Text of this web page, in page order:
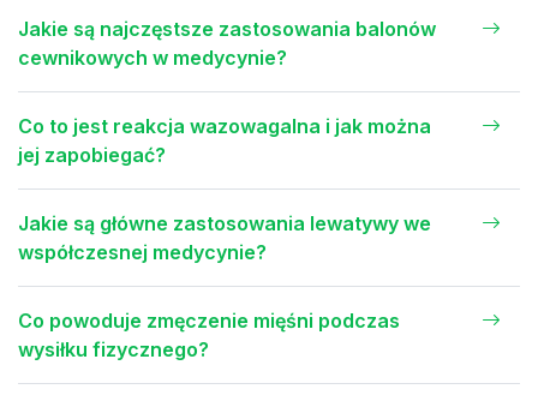
Jakie są najczęstsze zastosowania balonów
cewnikowych w medycynie?
Co to jest reakcja wazowagalna i jak można
jej zapobiegać?
Jakie są główne zastosowania lewatywy we
współczesnej medycynie?
Co powoduje zmęczenie mięśni podczas
wysiłku fizycznego?